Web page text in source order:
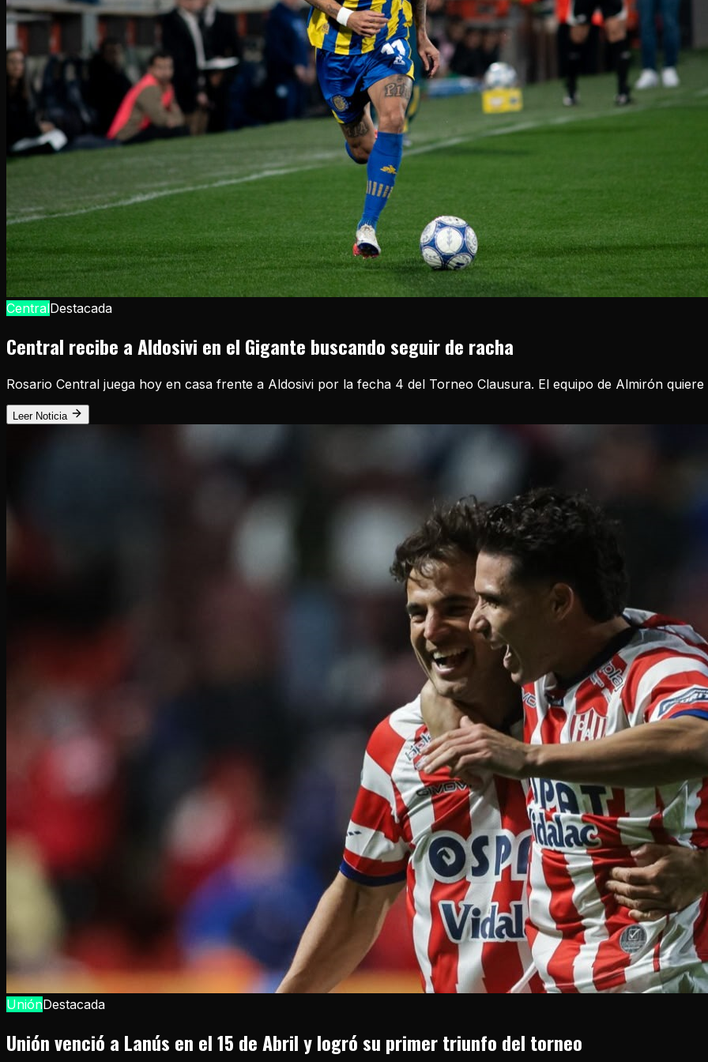
CentralDestacada
Central recibe a Aldosivi en el Gigante buscando seguir de racha
Rosario Central juega hoy en casa frente a Aldosivi por la fecha 4 del Torneo Clausura. El equipo de Almirón
Leer Noticia
UniónDestacada
Unión venció a Lanús en el 15 de Abril y logró su primer triunfo del torneo